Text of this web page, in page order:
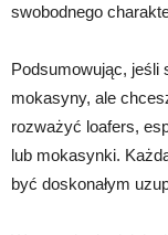
swobodnego
Podsumowując, jeśli
mokasyny, ale
rozważyć loafers,
lub mokasynki.
być doskonałym